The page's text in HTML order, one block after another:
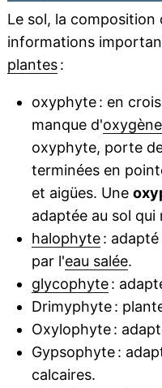
Le sol, la composition
informations
plantes:
oxyphyte : en
manque d'oxygène
oxyphyte, porte
terminées en
et aigües. Une
adaptée au sol
halophyte: adapté
par l'eau salée.
glycophyte:
Drimyphyte :
Oxylophyte :
Gypsophyte :
calcaires.